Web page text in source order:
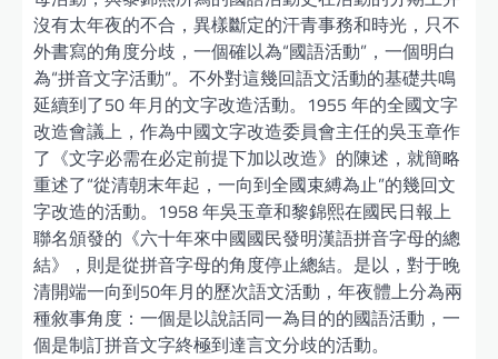
沒有太年夜的不合，異樣斷定的汗青事務和時光，只不
外書寫的角度分歧，一個確以為“國語活動”，一個明白
為“拼音文字活動”。不外對這幾回語文活動的基礎共鳴
延續到了50 年月的文字改造活動。1955 年的全國文字
改造會議上，作為中國文字改造委員會主任的吳玉章作
了《文字必需在必定前提下加以改造》的陳述，就簡略
重述了“從清朝末年起，一向到全國束縛為止”的幾回文
字改造的活動。1958 年吳玉章和黎錦熙在國民日報上
聯名頒發的《六十年來中國國民發明漢語拼音字母的總
結》，則是從拼音字母的角度停止總結。是以，對于晚
清開端一向到50年月的歷次語文活動，年夜體上分為兩
種敘事角度：一個是以說話同一為目的的國語活動，一
個是制訂拼音文字終極到達言文分歧的活動。